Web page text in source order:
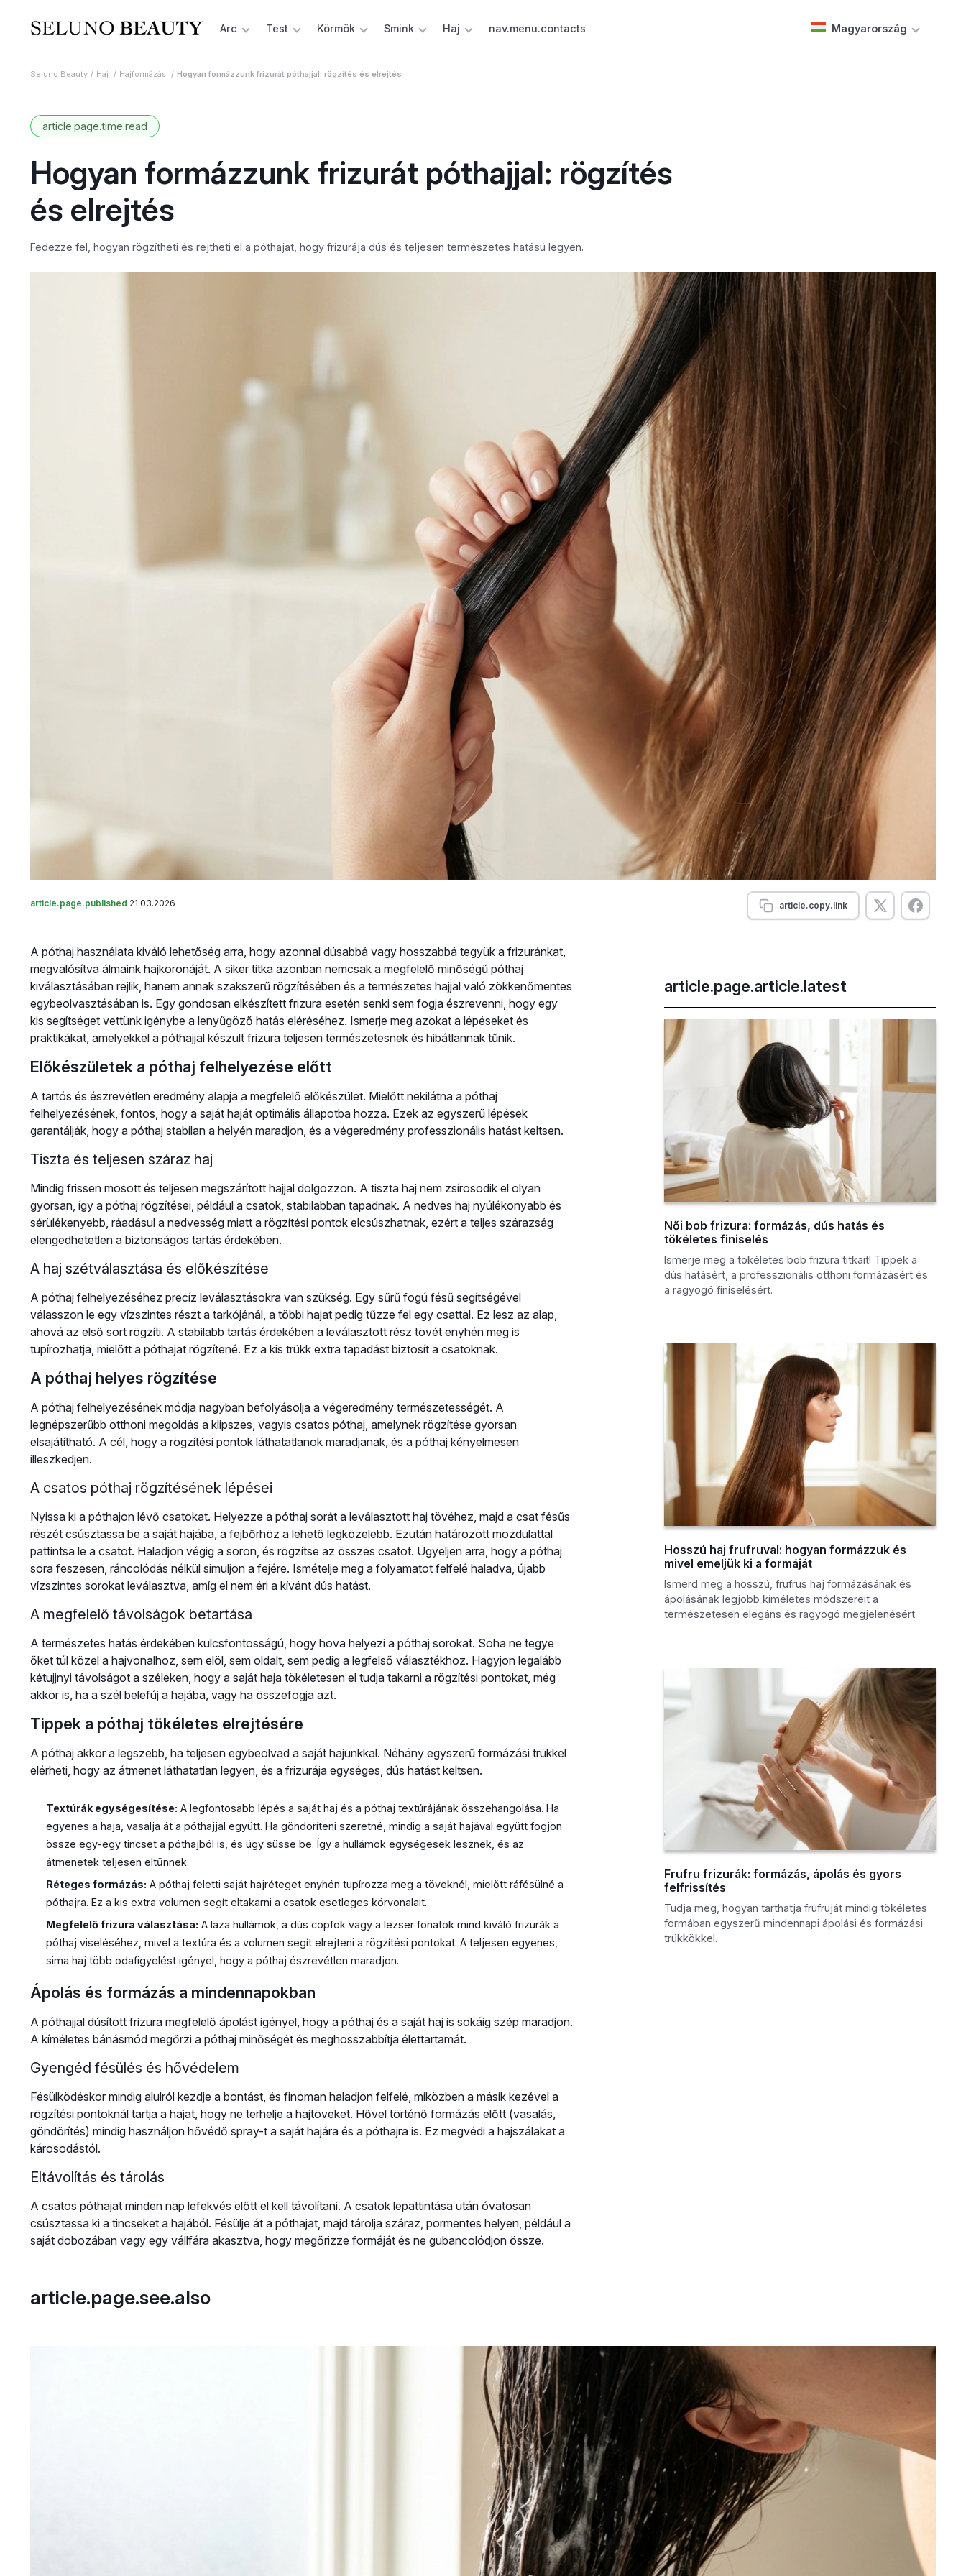
Arc Test Körmök Smink Haj nav.menu.contacts Magyarország
Seluno Beauty Haj Hajformázás Hogyan formázzunk frizurát póthajjal: rögzítés és elrejtés
article.page.time.read
Hogyan formázzunk frizurát póthajjal: rögzítés
és elrejtés
Fedezze fel, hogyan rögzítheti és rejtheti el a póthajat, hogy frizurája dús és teljesen természetes hatású legyen.
article.page.published 21.03.2026 article.copy.link
A póthaj használata kiváló lehetőség arra, hogy azonnal dúsabbá vagy hosszabbá tegyük a frizuránkat,
megvalósítva álmaink hajkoronáját. A siker titka azonban nemcsak a megfelelő minőségű póthaj
kiválasztásában rejlik, hanem annak szakszerű rögzítésében és a természetes hajjal való zökkenőmentes
egybeolvasztásában is. Egy gondosan elkészített frizura esetén senki sem fogja észrevenni, hogy egy
kis segítséget vettünk igénybe a lenyűgöző hatás eléréséhez. Ismerje meg azokat a lépéseket és
praktikákat, amelyekkel a póthajjal készült frizura teljesen természetesnek és hibátlannak tűnik.
Előkészületek a póthaj felhelyezése előtt
A tartós és észrevétlen eredmény alapja a megfelelő előkészület. Mielőtt nekilátna a póthaj
felhelyezésének, fontos, hogy a saját haját optimális állapotba hozza. Ezek az egyszerű lépések
garantálják, hogy a póthaj stabilan a helyén maradjon, és a végeredmény professzionális hatást keltsen.
Tiszta és teljesen száraz haj
Mindig frissen mosott és teljesen megszárított hajjal dolgozzon. A tiszta haj nem zsírosodik el olyan
gyorsan, így a póthaj rögzítései, például a csatok, stabilabban tapadnak. A nedves haj nyúlékonyabb és
sérülékenyebb, ráadásul a nedvesség miatt a rögzítési pontok elcsúszhatnak, ezért a teljes szárazság
elengedhetetlen a biztonságos tartás érdekében.
A haj szétválasztása és előkészítése
A póthaj felhelyezéséhez precíz leválasztásokra van szükség. Egy sűrű fogú fésű segítségével
válasszon le egy vízszintes részt a tarkójánál, a többi hajat pedig tűzze fel egy csattal. Ez lesz az alap,
ahová az első sort rögzíti. A stabilabb tartás érdekében a leválasztott rész tövét enyhén meg is
tupírozhatja, mielőtt a póthajat rögzítené. Ez a kis trükk extra tapadást biztosít a csatoknak.
A póthaj helyes rögzítése
A póthaj felhelyezésének módja nagyban befolyásolja a végeredmény természetességét. A
legnépszerűbb otthoni megoldás a klipszes, vagyis csatos póthaj, amelynek rögzítése gyorsan
elsajátítható. A cél, hogy a rögzítési pontok láthatatlanok maradjanak, és a póthaj kényelmesen
illeszkedjen.
A csatos póthaj rögzítésének lépései
Nyissa ki a póthajon lévő csatokat. Helyezze a póthaj sorát a leválasztott haj tövéhez, majd a csat fésűs
részét csúsztassa be a saját hajába, a fejbőrhöz a lehető legközelebb. Ezután határozott mozdulattal
pattintsa le a csatot. Haladjon végig a soron, és rögzítse az összes csatot. Ügyeljen arra, hogy a póthaj
sora feszesen, ráncolódás nélkül simuljon a fejére. Ismételje meg a folyamatot felfelé haladva, újabb
vízszintes sorokat leválasztva, amíg el nem éri a kívánt dús hatást.
A megfelelő távolságok betartása
A természetes hatás érdekében kulcsfontosságú, hogy hova helyezi a póthaj sorokat. Soha ne tegye
őket túl közel a hajvonalhoz, sem elöl, sem oldalt, sem pedig a legfelső választékhoz. Hagyjon legalább
kétujjnyi távolságot a széleken, hogy a saját haja tökéletesen el tudja takarni a rögzítési pontokat, még
akkor is, ha a szél belefúj a hajába, vagy ha összefogja azt.
Tippek a póthaj tökéletes elrejtésére
A póthaj akkor a legszebb, ha teljesen egybeolvad a saját hajunkkal. Néhány egyszerű formázási trükkel
elérheti, hogy az átmenet láthatatlan legyen, és a frizurája egységes, dús hatást keltsen.
Textúrák egységesítése: A legfontosabb lépés a saját haj és a póthaj textúrájának összehangolása. Ha
egyenes a haja, vasalja át a póthajjal együtt. Ha göndöríteni szeretné, mindig a saját hajával együtt fogjon
össze egy-egy tincset a póthajból is, és úgy süsse be. Így a hullámok egységesek lesznek, és az
átmenetek teljesen eltűnnek.
Réteges formázás: A póthaj feletti saját hajréteget enyhén tupírozza meg a töveknél, mielőtt ráfésülné a
póthajra. Ez a kis extra volumen segít eltakarni a csatok esetleges körvonalait.
Megfelelő frizura választása: A laza hullámok, a dús copfok vagy a lezser fonatok mind kiváló frizurák a
póthaj viseléséhez, mivel a textúra és a volumen segít elrejteni a rögzítési pontokat. A teljesen egyenes,
sima haj több odafigyelést igényel, hogy a póthaj észrevétlen maradjon.
Ápolás és formázás a mindennapokban
A póthajjal dúsított frizura megfelelő ápolást igényel, hogy a póthaj és a saját haj is sokáig szép maradjon.
A kíméletes bánásmód megőrzi a póthaj minőségét és meghosszabbítja élettartamát.
Gyengéd fésülés és hővédelem
Fésülködéskor mindig alulról kezdje a bontást, és finoman haladjon felfelé, miközben a másik kezével a
rögzítési pontoknál tartja a hajat, hogy ne terhelje a hajtöveket. Hővel történő formázás előtt (vasalás,
göndörítés) mindig használjon hővédő spray-t a saját hajára és a póthajra is. Ez megvédi a hajszálakat a
károsodástól.
Eltávolítás és tárolás
A csatos póthajat minden nap lefekvés előtt el kell távolítani. A csatok lepattintása után óvatosan
csúsztassa ki a tincseket a hajából. Fésülje át a póthajat, majd tárolja száraz, pormentes helyen, például a
saját dobozában vagy egy vállfára akasztva, hogy megőrizze formáját és ne gubancolódjon össze.
article.page.article.latest
Női bob frizura: formázás, dús hatás és
tökéletes finiselés
Ismerje meg a tökéletes bob frizura titkait! Tippek a
dús hatásért, a professzionális otthoni formázásért és
a ragyogó finiselésért.
Hosszú haj frufruval: hogyan formázzuk és
mivel emeljük ki a formáját
Ismerd meg a hosszú, frufrus haj formázásának és
ápolásának legjobb kíméletes módszereit a
természetesen elegáns és ragyogó megjelenésért.
Frufru frizurák: formázás, ápolás és gyors
felfrissítés
Tudja meg, hogyan tarthatja frufruját mindig tökéletes
formában egyszerű mindennapi ápolási és formázási
trükkökkel.
article.page.see.also